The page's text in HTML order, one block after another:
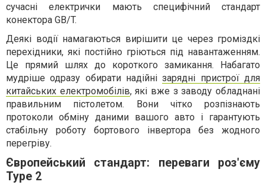
сучасні електрички мають специфічний стандарт
конектора GB/T.
Деякі водії намагаються вирішити це через громіздкі
перехідники, які постійно гріються під навантаженням.
Це прямий шлях до короткого замикання. Набагато
мудріше одразу обирати надійнізарядні пристрої для
китайських електромобілів, які вже з заводу обладнані
правильним пістолетом. Вони чітко розпізнають
протоколи обміну даними вашого авто і гарантують
стабільну роботу бортового інвертора без жодного
перегріву.
Європейський стандарт: переваги роз'єму
Type 2